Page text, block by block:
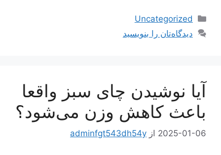
دسته‌ها
Uncategorized
دیدگاه‌تان را بنویسید
آیا نوشیدن چای سبز واقعا
باعث کاهش وزن می‌شود؟
2025-01-06 از adminfgt543dh54y